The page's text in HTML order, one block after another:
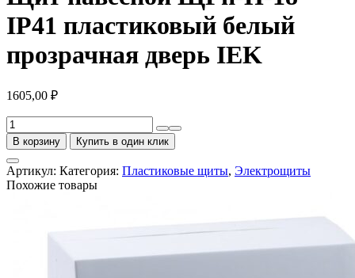
IP41 пластиковый белый
прозрачная дверь IEK
1605,00 ₽
Количество
товара
Щит
навесной
ЩРн-
П-18
В корзину Купить в один клик
Артикул: Категория: Пластиковые щиты, Электрощиты
Похожие товары